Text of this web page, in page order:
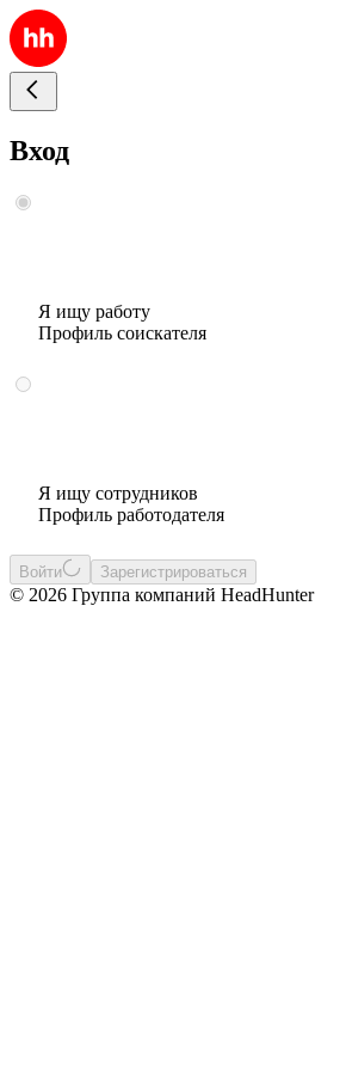
Вход
Я ищу работу
Профиль соискателя
Я ищу сотрудников
Профиль работодателя
Войти Зарегистрироваться
© 2026 Группа компаний HeadHunter